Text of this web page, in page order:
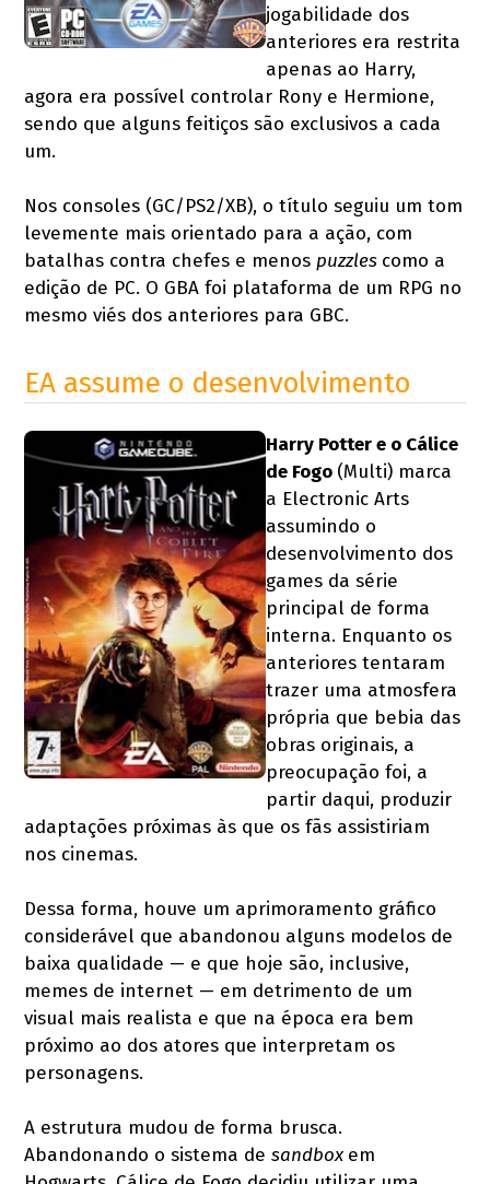
jogabilidade dos
anteriores era restrita
apenas ao Harry,
agora era possível controlar Rony e Hermione,
sendo que alguns feitiços são exclusivos a cada
um.
Nos consoles (GC/PS2/XB), o título seguiu um tom
levemente mais orientado para a ação, com
batalhas contra chefes e menos puzzles como a
edição de PC. O GBA foi plataforma de um RPG no
mesmo viés dos anteriores para GBC.
EA assume o desenvolvimento
Harry Potter e o Cálice
de Fogo (Multi) marca
a Electronic Arts
assumindo o
desenvolvimento dos
games da série
principal de forma
interna. Enquanto os
anteriores tentaram
trazer uma atmosfera
própria que bebia das
obras originais, a
preocupação foi, a
partir daqui, produzir
adaptações próximas às que os fãs assistiriam
nos cinemas.
Dessa forma, houve um aprimoramento gráfico
considerável que abandonou alguns modelos de
baixa qualidade — e que hoje são, inclusive,
memes de internet — em detrimento de um
visual mais realista e que na época era bem
próximo ao dos atores que interpretam os
personagens.
A estrutura mudou de forma brusca.
Abandonando o sistema desandbox em